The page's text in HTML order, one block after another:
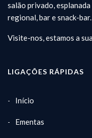
salão privado,
regional, bar e snack-bar.
Visite-nos, estamos a
LIGAÇÕES RÁPIDAS
Início
Ementas